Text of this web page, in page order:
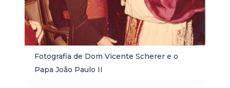
Fotografia de Dom Vicente Scherer e o
Papa João Paulo II